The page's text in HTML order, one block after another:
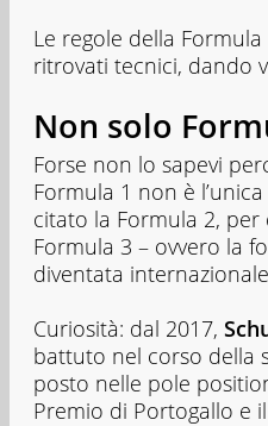
Le regole della
ritrovati tecnici, dando
Non solo
Forse non lo sapevi
Formula 1 non è
citato la Formula 2,
Formula 3 – ovvero la
diventata
Curiosità: dal 2017,
battuto nel corso della
posto nelle pole
Premio di Portogallo e